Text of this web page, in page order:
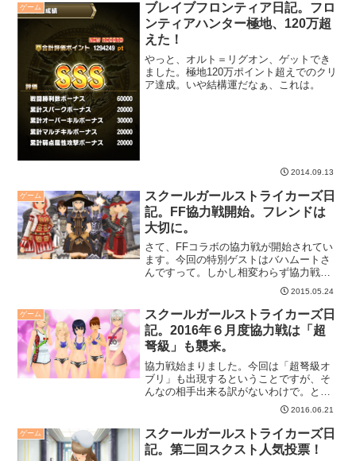
ゲーム
ブレイブフロンティア日記。フロ
ンティアハンター極地、120万超
えた！
やっと、オルト＝リグオン、ゲットでき
ました。極地120万ポイント超えでのクリ
ア達成。いや結構運だなぁ、これは。
2014.09.13
ゲーム
スクールガールストライカーズ日
記。FF協力戦開始。フレンドは
大切に。
さて、FFコラボの協力戦が開始されてい
ます。今回の特別ゲストはバハムートさ
んですって。しかし相変わらず協力戦だ
2015.05.24
ゲーム
スクールガールストライカーズ日
記。2016年６月度協力戦は「超
弩級」も襲来。
協力戦始まりました。今回は「超弩級オ
ブリ」も出現するということですが、そ
んなの相手出来る訳がないわけで。とり
あえずまったりと、いつも通りで行きま
2016.06.21
ゲーム
スクールガールストライカーズ日
記。第二回スクスト人気投票！